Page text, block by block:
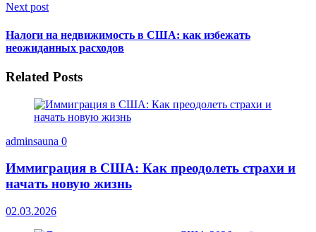
Next post
Налоги на недвижимость в США: как избежать
неожиданных расходов
Related Posts
adminsauna 0
Иммиграция в США: Как преодолеть страхи и
начать новую жизнь
02.03.2026